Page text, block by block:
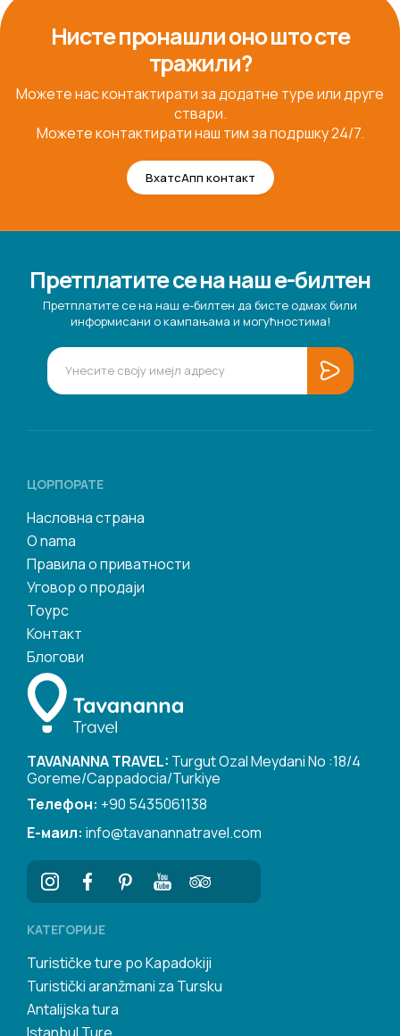
Нисте пронашли оно што сте
тражили?
Можете нас контактирати за додатне туре или друге
ствари.
Можете контактирати наш тим за подршку 24/7.
ВхатсАпп контакт
Претплатите се на наш е-билтен
Претплатите се на наш е-билтен да бисте одмах били
информисани о кампањама и могућностима!
ЦОРПОРАТЕ
Насловна страна
O nama
Правила о приватности
Уговор о продаји
Тоурс
Контакт
Блогови
TAVANANNA TRAVEL: Turgut Ozal Meydani No :18/4
Goreme/Cappadocia/Turkiye
Телефон: +90 5435061138
Е-маил: info@tavanannatravel.com
КАТЕГОРИЈЕ
Turističke ture po Kapadokiji
Turistički aranžmani za Tursku
Antalijska tura